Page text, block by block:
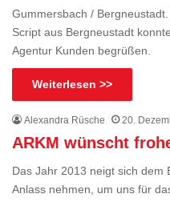
Gummersbach /
Script aus Bergneustadt
Agentur Kunden begrüßen.
Weiterlesen >>
Alexandra Rüsche 20.
ARKM wünscht
Das Jahr 2013 neigt sich dem
Anlass nehmen, um uns für